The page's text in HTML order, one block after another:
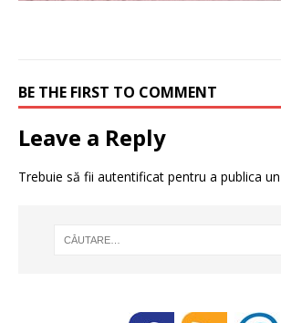
BE THE FIRST TO COMMENT
Leave a Reply
Trebuie să fii autentificat pentru a publica